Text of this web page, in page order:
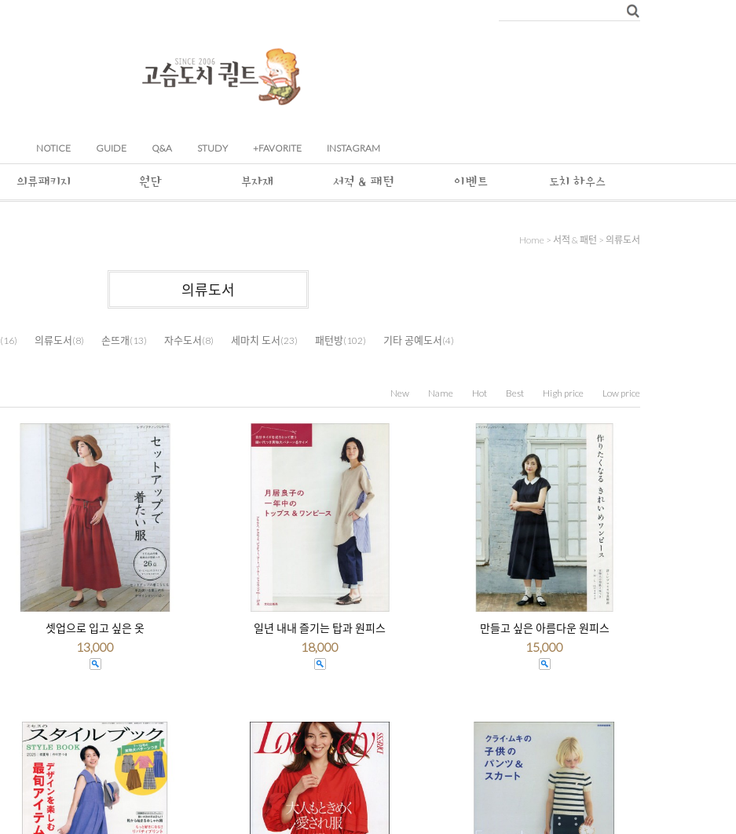
NOTICE GUIDE Q&A STUDY +FAVORITE INSTAGRAM
의류패키지 원단 부자재 서적 & 패턴 이벤트 도치 하우스
Home > 서적 & 패턴 > 의류도서
의류도서
(16) 의류도서 (8) 손뜨개(13) 자수도서 (8) 세마치 도서 (23) 패턴방(102) 기타 공예도서 (4)
New Name Hot Best High price Low price
셋업으로 입고 싶은 옷
13,000
일년 내내 즐기는 탑과 원피스
18,000
만들고 싶은 아름다운 원피스
15,000